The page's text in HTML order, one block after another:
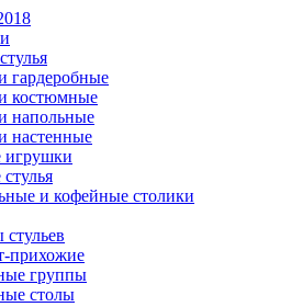
гардеробные
костюмные
напольные
настенные
игрушки
и кофейные столики
прихожие
группы
столы